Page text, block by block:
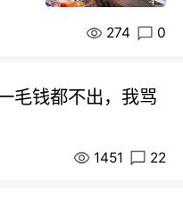
274 0
毛钱都不出，我骂
1451 22